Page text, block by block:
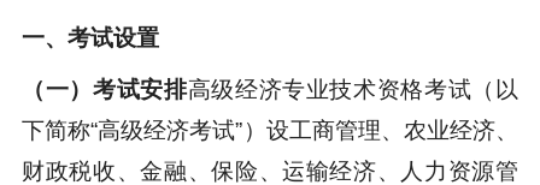
一、考试设置
（一）考试安排高级经济专业技术资格考试（以
下简称“高级经济考试”）设工商管理、农业经济、
财政税收、金融、保险、运输经济、人力资源管